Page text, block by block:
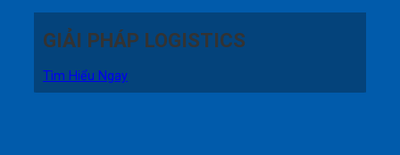
GIẢI PHÁP LOGISTICS
Tìm Hiểu Ngay